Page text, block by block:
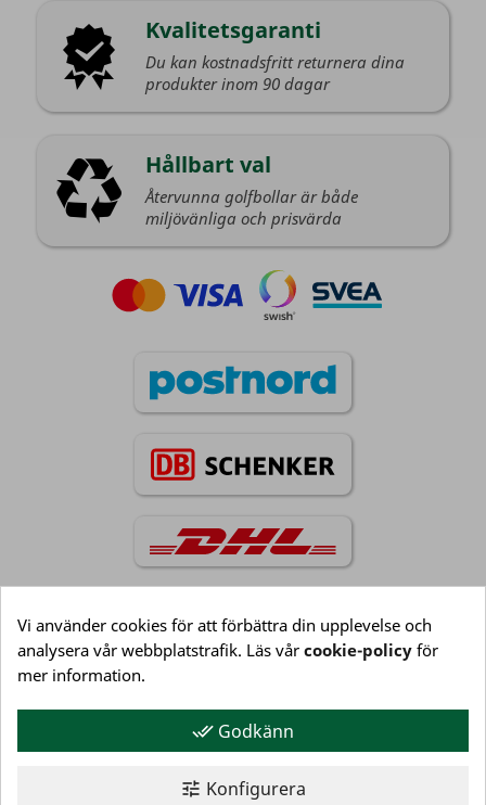
Kvalitetsgaranti
Du kan kostnadsfritt returnera dina
produkter inom 90 dagar
Hållbart val
Återvunna golfbollar är både
miljövänliga och prisvärda
Information
Vi använder cookies för att förbättra din upplevelse och
analysera vår webbplatstrafik. Läs vår cookie-policy för
mer information.
done_all Godkänn
tune Konfigurera